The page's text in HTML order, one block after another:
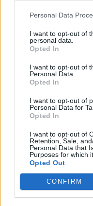
Personal Data
I want to opt-out of
personal data.
Opted In
I want to opt-out of
Personal Data.
Opted In
I want to opt-out of
Personal Data for
Opted In
I want to opt-out of
Retention, Sale,
Personal Data that
Purposes for which
Opted Out
CONFIRM
Για σχόλια,
σχετικά με τοMad.gr
ακολουθήστε μας